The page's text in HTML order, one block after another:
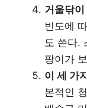
거울닦
빈도에
도 쓴다.
팡이가
이 세 가
본적인